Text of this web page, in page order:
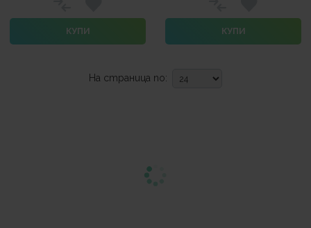
КУПИ КУПИ
На страница по: